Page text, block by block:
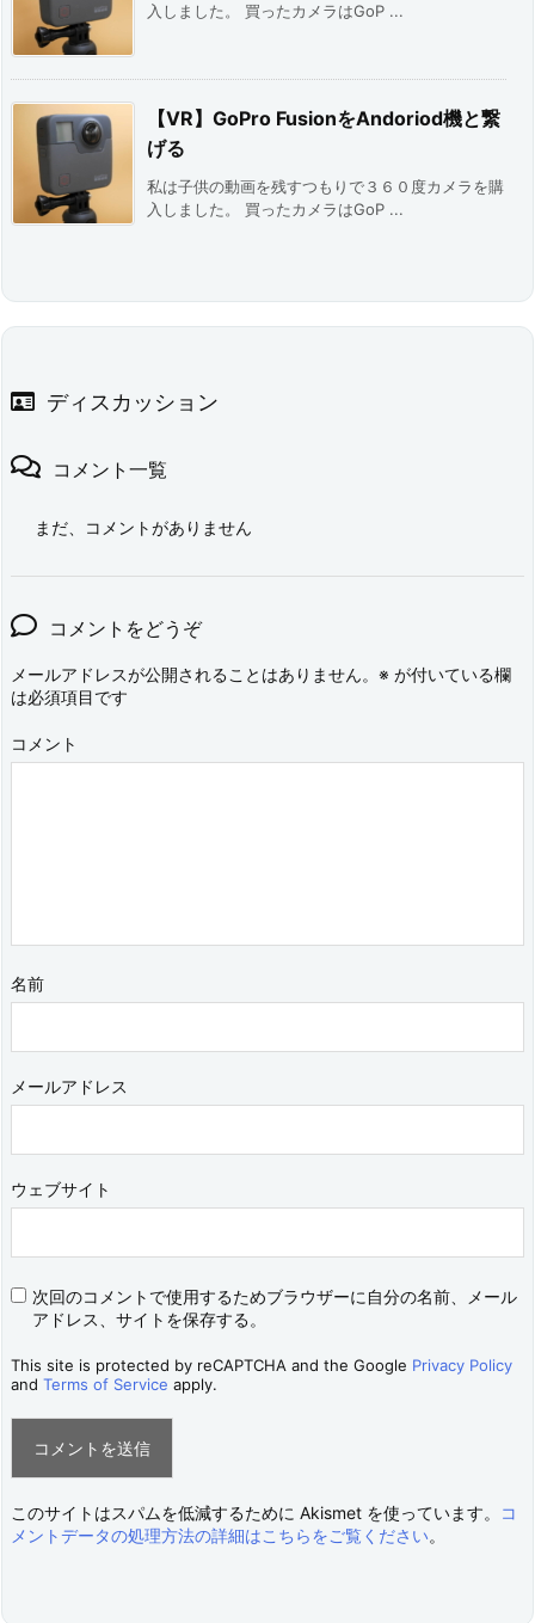
入しました。 買ったカメラはGoP ...
【VR】GoPro FusionをAndoriod機と繋
げる
私は子供の動画を残すつもりで３６０度カメラを購
入しました。 買ったカメラはGoP ...
ディスカッション
コメント一覧
まだ、コメントがありません
コメントをどうぞ
メールアドレスが公開されることはありません。 ※ が付いている欄
は必須項目です
コメント
名前
メールアドレス
ウェブサイト
次回のコメントで使用するためブラウザーに自分の名前、メール
アドレス、サイトを保存する。
This site is protected by reCAPTCHA and the Google Privacy Policy
and Terms of Service apply.
このサイトはスパムを低減するために Akismet を使っています。
コ
メントデータの処理方法の詳細はこちらをご覧ください。